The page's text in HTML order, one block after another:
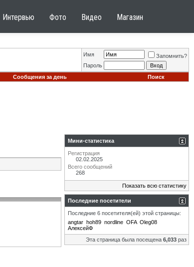
Интервью Фото Видео Магазин
Имя
Запомнить?
Пароль
Сообщения за день Поиск
Мини-статистика
Регистрация
02.02.2025
Всего сообщений
268
Показать всю статистику
Последние посетители
Последние 6 посетителя(ей) этой страницы:
angtar hoh89 nordline OFA Oleg08
АлексейФ
Эта страница была посещена 6,033 раз